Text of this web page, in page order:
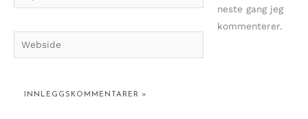
post*
Webside
neste gang jeg
kommenterer.